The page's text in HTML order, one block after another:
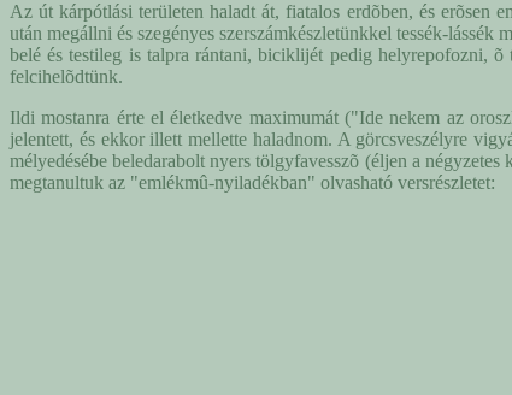
Az út kárpótlási területen haladt át, fiatalos erdõben, és erõsen
után megállni és szegényes szerszámkészletünkkel tessék-
belé és testileg is talpra rántani, biciklijét pedig helyrepofozni,
felcihelõdtünk.
Ildi mostanra érte el életkedve maximumát ("Ide nekem az
jelentett, és ekkor illett mellette haladnom. A görcsveszélyre
mélyedésébe beledarabolt nyers tölgyfavesszõ (éljen a
megtanultuk az "emlékmû-nyiladékban" olvasható versrészletet: